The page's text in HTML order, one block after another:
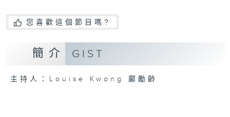
您喜歡這個節目嗎?
簡介 GIST
主持人：Louise Kwong 鄺勵齡